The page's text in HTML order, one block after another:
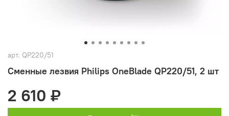
арт. QP220/51
Сменные лезвия Philips OneBlade QP220/51, 2 шт
2 610 ₽